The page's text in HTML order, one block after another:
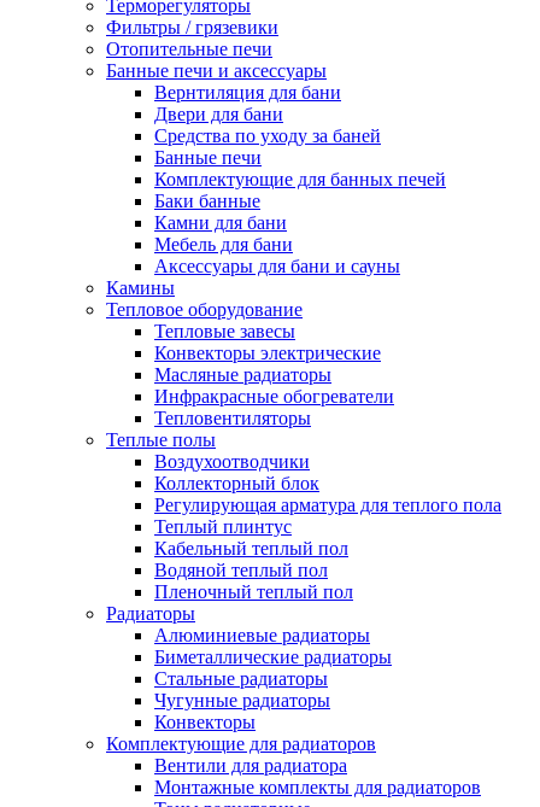
Терморегуляторы
Фильтры / грязевики
Отопительные печи
Банные печи и аксессуары
Вернтиляция для бани
Двери для бани
Средства по уходу за баней
Банные печи
Комплектующие для банных печей
Баки банные
Камни для бани
Мебель для бани
Аксессуары для бани и сауны
Камины
Тепловое оборудование
Тепловые завесы
Конвекторы электрические
Масляные радиаторы
Инфракрасные обогреватели
Тепловентиляторы
Теплые полы
Воздухоотводчики
Коллекторный блок
Регулирующая арматура для теплого пола
Теплый плинтус
Кабельный теплый пол
Водяной теплый пол
Пленочный теплый пол
Радиаторы
Алюминиевые радиаторы
Биметаллические радиаторы
Стальные радиаторы
Чугунные радиаторы
Конвекторы
Комплектующие для радиаторов
Вентили для радиатора
Монтажные комплекты для радиаторов